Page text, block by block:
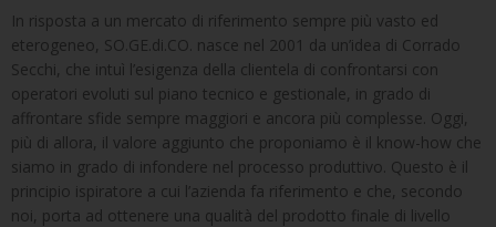
In risposta a un mercato di riferimento sempre più vasto ed
eterogeneo, SO.GE.di.CO. nasce nel 2001 da un’idea di Corrado
Secchi, che intuì l’esigenza della clientela di confrontarsi con
operatori evoluti sul piano tecnico e gestionale, in grado di
affrontare sfide sempre maggiori e ancora più complesse. Oggi,
più di allora, il valore aggiunto che proponiamo è il know-how che
siamo in grado di infondere nel processo produttivo. Questo è il
principio ispiratore a cui l’azienda fa riferimento e che, secondo
noi, porta ad ottenere una qualità del prodotto finale di livello